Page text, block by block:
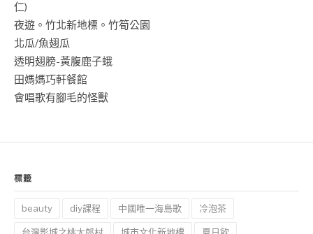
仁)
夜遊。竹北新地標。竹筍公園
北瓜/魚翅瓜
透明翅膀-黃腹鹿子蛾
田媽媽巧軒餐館
會唱歌有腳毛的怪獸
標籤
beauty diy課程 中國唯一海島歌 冷泡茶